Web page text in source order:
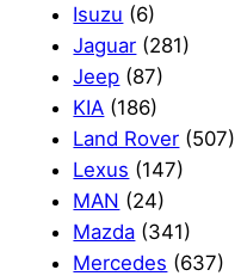
Isuzu (6)
Jaguar (281)
Jeep (87)
KIA (186)
Land Rover (507)
Lexus (147)
MAN (24)
Mazda (341)
Mercedes (637)